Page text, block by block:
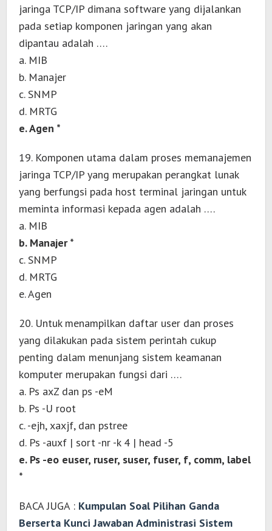
jaringa TCP/IP dimana software yang dijalankan
pada setiap komponen jaringan yang akan
dipantau adalah ….
a. MIB
b. Manajer
c. SNMP
d. MRTG
e. Agen *
19. Komponen utama dalam proses memanajemen
jaringa TCP/IP yang merupakan perangkat lunak
yang berfungsi pada host terminal jaringan untuk
meminta informasi kepada agen adalah ….
a. MIB
b. Manajer *
c. SNMP
d. MRTG
e. Agen
20. Untuk menampilkan daftar user dan proses
yang dilakukan pada sistem perintah cukup
penting dalam menunjang sistem keamanan
komputer merupakan fungsi dari ….
a. Ps axZ dan ps -eM
b. Ps -U root
c. -ejh, xaxjf, dan pstree
d. Ps -auxf | sort -nr -k 4 | head -5
e. Ps -eo euser, ruser, suser, fuser, f, comm, label
*
BACA JUGA : Kumpulan Soal Pilihan Ganda
Berserta Kunci Jawaban Administrasi Sistem